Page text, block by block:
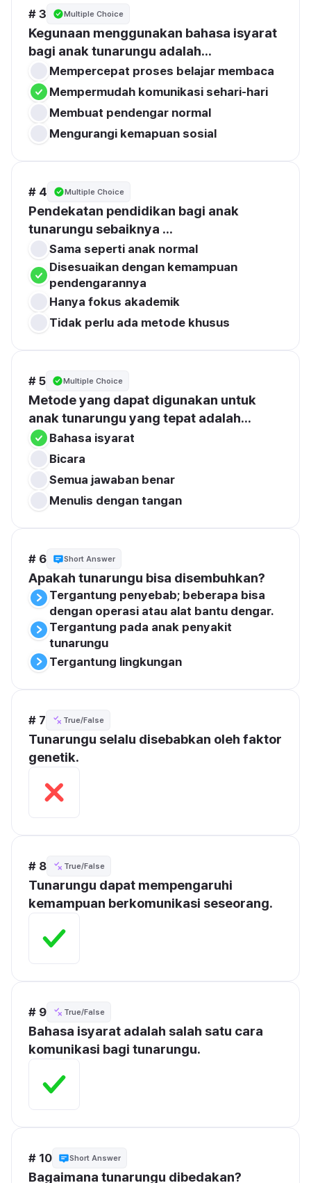
# 3 Multiple Choice
Kegunaan menggunakan bahasa isyarat
bagi anak tunarungu adalah...
Mempercepat proses belajar membaca
Mempermudah komunikasi sehari-hari
Membuat pendengar normal
Mengurangi kemapuan sosial
# 4 Multiple Choice
Pendekatan pendidikan bagi anak
tunarungu sebaiknya ...
Sama seperti anak normal
Disesuaikan dengan kemampuan
pendengarannya
Hanya fokus akademik
Tidak perlu ada metode khusus
# 5 Multiple Choice
Metode yang dapat digunakan untuk
anak tunarungu yang tepat adalah...
Bahasa isyarat
Bicara
Semua jawaban benar
Menulis dengan tangan
# 6 Short Answer
Apakah tunarungu bisa disembuhkan?
Tergantung penyebab; beberapa bisa
dengan operasi atau alat bantu dengar.
Tergantung pada anak penyakit
tunarungu
Tergantung lingkungan
# 7 True/False
Tunarungu selalu disebabkan oleh faktor
genetik.
# 8 True/False
Tunarungu dapat mempengaruhi
kemampuan berkomunikasi seseorang.
# 9 True/False
Bahasa isyarat adalah salah satu cara
komunikasi bagi tunarungu.
# 10 Short Answer
Bagaimana tunarungu dibedakan?